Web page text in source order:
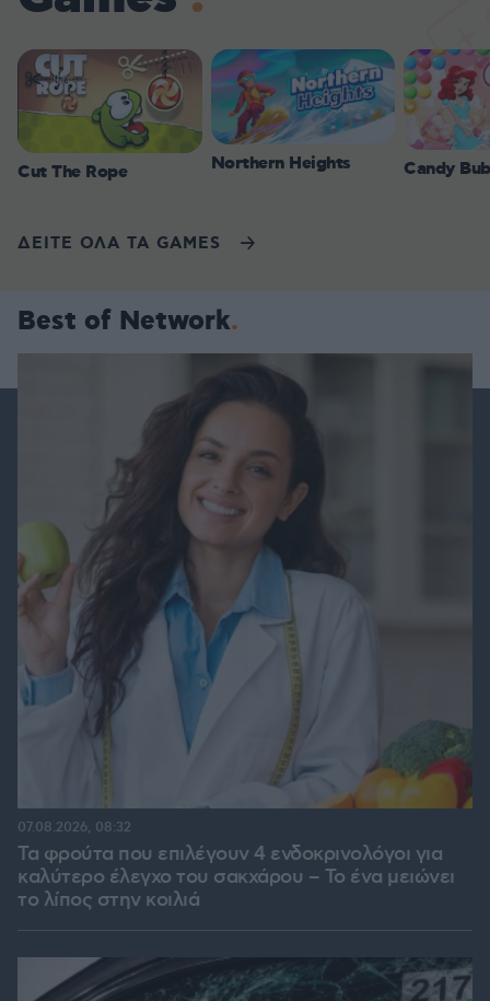
Cut The Rope Northern Heights Candy
ΔΕΙΤΕ ΟΛΑ ΤΑ GAMES
Best of Network
Τα φρούτα που επιλέγουν 4 ενδοκρινολόγοι για
καλύτερο έλεγχο του σακχάρου – Το ένα μειώνει
το λίπος στην κοιλιά
07.08.2026, 08:32